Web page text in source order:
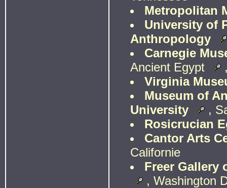
Metropolitan
University of
Anthropology
Carnegie
Ancient Egypt
Virginia
Museum of
University
,
Rosicrucian
Cantor Arts
Californie
Freer Gallery
, Washington